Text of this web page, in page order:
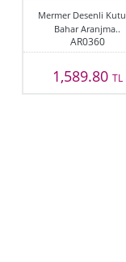
Mermer Desenli
Bahar Aranjma..
AR0360
1,589.80 TL